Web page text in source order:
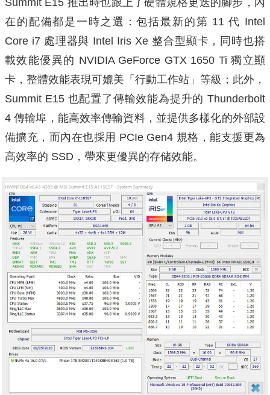
Summit E15 推出時也跟上了硬體規格更迭的腳步，內
在的配備都是一時之選：包括最新的第 11 代 Intel
Core i7 處理器與 Intel Iris Xe 整合型顯卡，同時也搭
載效能優異的 NVIDIA GeForce GTX 1650 Ti 獨立顯
卡，整體效能表現可媲美「行動工作站」等級；此外，
Summit E15 也配置了傳輸效能為提升的 Thunderbolt
4 傳輸埠，能高效率傳輸資料，並提供多樣化的外部設
備擴充，而內在也採用 PCIe Gen4 規格，能支援更為
高效率的 SSD，帶來更優異的存储效能。